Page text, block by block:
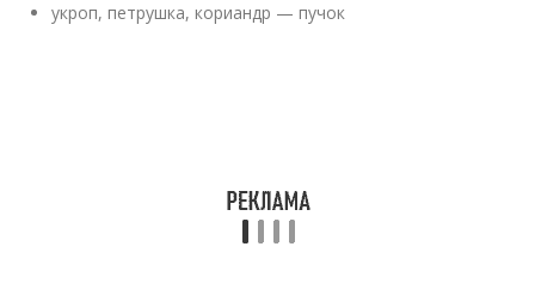
укроп, петрушка, кориандр — пучок